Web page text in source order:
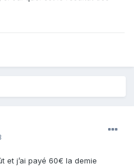
et j’ai payé 60€ la demie